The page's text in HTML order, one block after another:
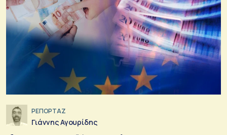
ΡΕΠΟΡΤΑΖ
Γιάννης Αγουρίδης